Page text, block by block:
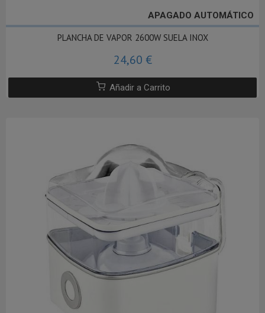
APAGADO AUTOMÁTICO
PLANCHA DE VAPOR 2600W SUELA INOX
24,60 €
Añadir a Carrito